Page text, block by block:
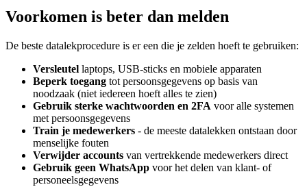
Voorkomen is beter dan melden
De beste datalekprocedure is er een die je zelden hoeft te gebruiken:
Versleutel laptops, USB-sticks en mobiele apparaten
Beperk toegang tot persoonsgegevens op basis van
noodzaak (niet iedereen hoeft alles te zien)
Gebruik sterke wachtwoorden en 2FA voor alle systemen
met persoonsgegevens
Train je medewerkers - de meeste datalekken ontstaan door
menselijke fouten
Verwijder accounts van vertrekkende medewerkers direct
Gebruik geen WhatsApp voor het delen van klant- of
personeelsgegevens